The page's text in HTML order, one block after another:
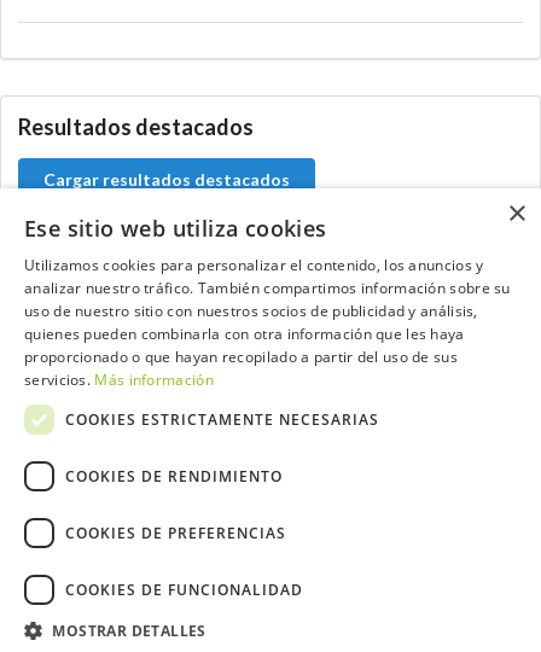
Resultados destacados
Cargar resultados destacados
Contacta con el equipo de NextCaddy
Opina Contacta
2026 ©NextCaddy.
×
Ese sitio web utiliza cookies
Utilizamos cookies para personalizar el contenido, los anuncios y
analizar nuestro tráfico. También compartimos información sobre su
uso de nuestro sitio con nuestros socios de publicidad y análisis,
quienes pueden combinarla con otra información que les haya
proporcionado o que hayan recopilado a partir del uso de sus
servicios. Más información
COOKIES ESTRICTAMENTE NECESARIAS
COOKIES DE RENDIMIENTO
COOKIES DE PREFERENCIAS
COOKIES DE FUNCIONALIDAD
MOSTRAR DETALLES